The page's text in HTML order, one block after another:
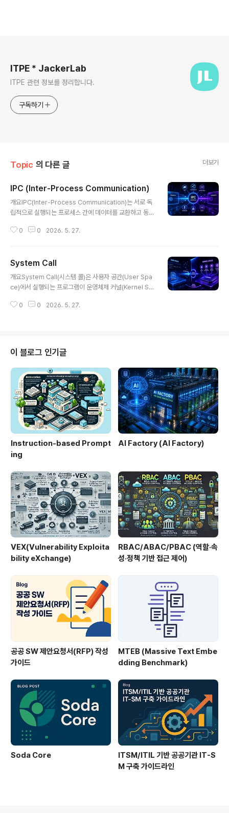
ITPE * JackerLab
ITPE 관련 정보를 정리합니다.
구독하기
Topic 의 다른 글 더보기
IPC (Inter-Process Communication)
개요IPC(Inter-Process Communication)는 서로 독
립적으로 실행되는 프로세스 간에 데이터를 교환하고 동기
멀티태스킹과 분산 처리가 기본이기 때문에, 프로세스 간
더욱 증가하고 있다.1. 개념 및 정의IPC는 서로 다른 프로
세스가 데이터를 주고받거나 실행 흐름을 조정하기 위해
사용하는 통신 및 동기화 방법을 의미한다.2. 특징구분설
교환스레드 공유 메모리 대비 격리성 높음동기화 지원실행
0 0 2026. 5. 27.
System Call
개요System Call(시스템 콜)은 사용자 공간(User Spa
ce)에서 실행되는 프로그램이 운영체제 커널(Kernel Sp
이스이다. 파일 입출력, 프로세스 생성, 메모리 관리, 네트
하며, 시스템 콜이 그 경계를 안전하게 넘는 유일한 경로로
동작한다.1. 개념 및 정의System Call은 사용자 프로그램
이 커널 모드로 전환하여 OS 자원을 사용하도록 요청하는
메커니즘으로, 하드웨어 자원 접근을 안전하게 중개하는
역할을 수행한다.2. 특징구분설명비교/차별점사용자-커널
0 0 2026. 5. 27.
이 블로그 인기글
Instruction-based Prompt
ing
AI Factory (AI Factory)
VEX(Vulnerability Exploita
bility eXchange)
RBAC/ABAC/PBAC (역할·속
성·정책 기반 접근 제어)
공공 SW 제안요청서(RFP) 작성
가이드
MTEB (Massive Text Embe
dding Benchmark)
Soda Core
ITSM/ITIL 기반 공공기관 IT-S
M 구축 가이드라인